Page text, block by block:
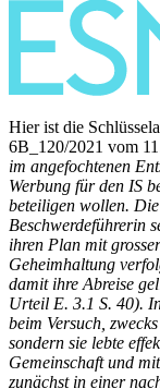
Hier ist die
6B_120/2021 vom
im angefochtenen
Werbung für den IS
beteiligen wollen.
Beschwerdeführerin
ihren Plan mit
Geheimhaltung
damit ihre Abreise
Urteil E. 3.1 S. 40).
beim Versuch,
sondern sie lebte
Gemeinschaft und
zunächst in einer